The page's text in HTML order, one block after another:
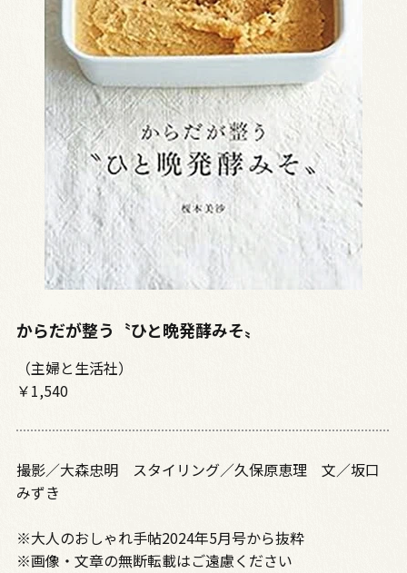
からだが整う〝ひと晩発酵みそ〟
（主婦と生活社）
￥1,540
撮影／大森忠明 スタイリング／久保原恵理 文／坂口
みずき
※大人のおしゃれ手帖2024年5月号から抜粋
※画像・文章の無断転載はご遠慮ください